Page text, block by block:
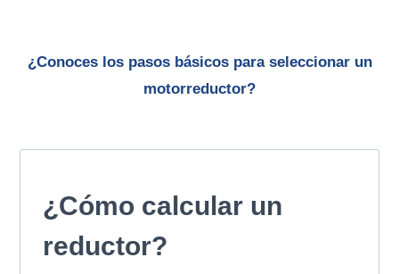
¿Conoces los pasos básicos para seleccionar un
motorreductor?
¿Cómo calcular un
reductor?